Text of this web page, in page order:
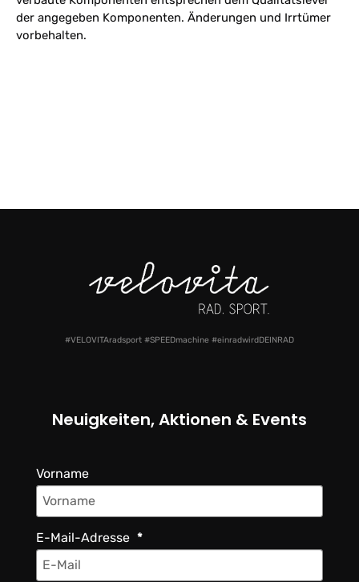
der angegeben Komponenten. Änderungen und Irrtümer
vorbehalten.
#VELOVITAradsport #SPEEDmachine #einradwirdDEINRAD
Neuigkeiten, Aktionen & Events
Vorname
E-Mail-Adresse